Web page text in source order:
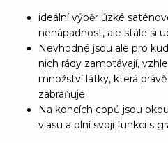
ideální výběr úzké
nenápadnost, ale stále si
Nevhodné jsou ale pro
nich rády zamotávají,
množství látky, která
zabraňuje
Na koncích copů jsou
vlasu a plní svoji funkci s